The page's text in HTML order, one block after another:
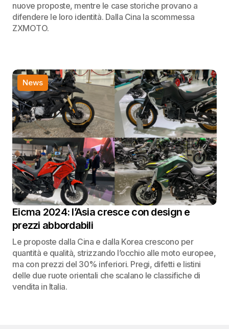
nuove proposte, mentre le case storiche provano a
difendere le loro identità. Dalla Cina la scommessa
ZXMOTO.
News
Eicma 2024: l’Asia cresce con design e
prezzi abbordabili
Le proposte dalla Cina e dalla Korea crescono per
quantità e qualità, strizzando l’occhio alle moto europee,
ma con prezzi del 30% inferiori. Pregi, difetti e listini
delle due ruote orientali che scalano le classifiche di
vendita in Italia.